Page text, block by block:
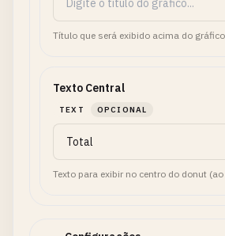
Título que será exibido acima do gráfico
Texto Central
TEXT OPCIONAL
Texto para exibir no centro do donut